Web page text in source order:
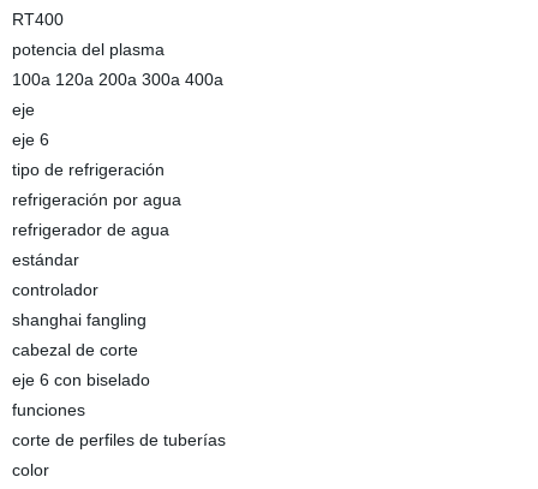
RT400
potencia del plasma
100a 120a 200a 300a 400a
eje
eje 6
tipo de refrigeración
refrigeración por agua
refrigerador de agua
estándar
controlador
shanghai fangling
cabezal de corte
eje 6 con biselado
funciones
corte de perfiles de tuberías
color